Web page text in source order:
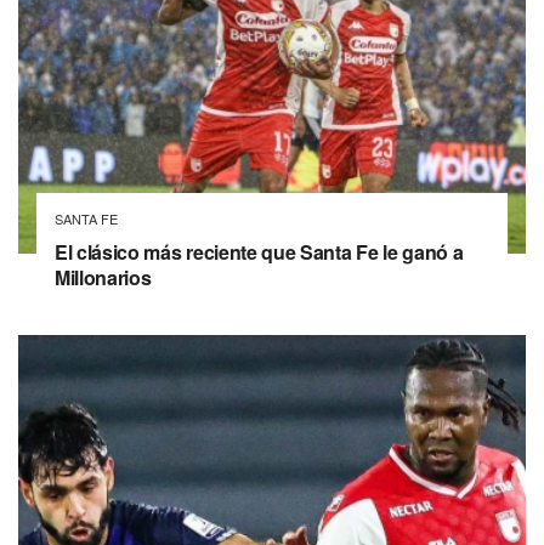
SANTA FE
El clásico más reciente que Santa Fe le ganó a
Millonarios